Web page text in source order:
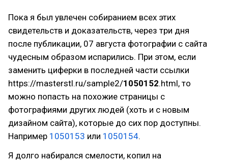
Пока я был увлечен собиранием всех этих
свидетельств и доказательств, через три дня
после публикации, 07 августа фотографии с сайта
чудесным образом испарились. При этом, если
заменить циферки в последней части ссылки
https://masterstl.ru/sample2/1050152.html, то
можно попасть на похожие страницы с
фотографиями других людей (хоть и с новым
дизайном сайта), которые до сих пор доступны.
Например 1050153 или 1050154.
Я долго набирался смелости, копил на